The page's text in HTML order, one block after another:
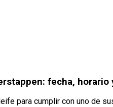
fecha, horario
para cumplir con uno de